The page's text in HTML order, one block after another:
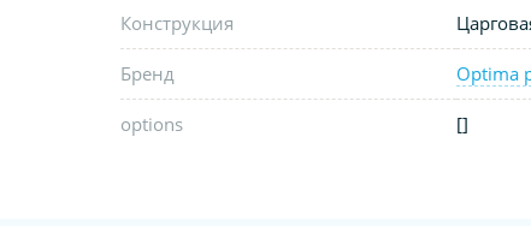
Конструкция
Бренд Optima
options []